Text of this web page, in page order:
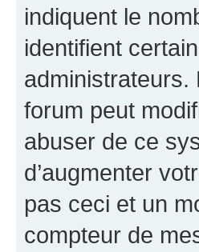
indiquent le
identifient
administrateurs.
forum peut
abuser de ce
d’augmenter
pas ceci et un
compteur de